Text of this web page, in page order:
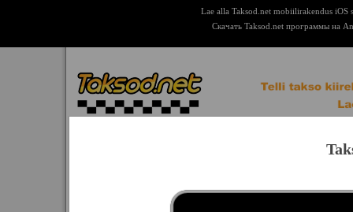
Lae alla Taksod.net mobiilirakendus iOS
Скачать Taksod.net программы на
Krooni Takso